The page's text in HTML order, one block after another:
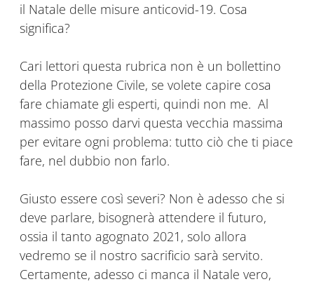
il Natale delle misure anticovid-19. Cosa
significa?
Cari lettori questa rubrica non è un bollettino
della Protezione Civile, se volete capire cosa
fare chiamate gli esperti, quindi non me. Al
massimo posso darvi questa vecchia massima
per evitare ogni problema: tutto ciò che ti piace
fare, nel dubbio non farlo.
Giusto essere così severi? Non è adesso che si
deve parlare, bisognerà attendere il futuro,
ossia il tanto agognato 2021, solo allora
vedremo se il nostro sacrificio sarà servito.
Certamente, adesso ci manca il Natale vero,